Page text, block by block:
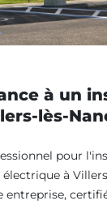
à un
lès-
pour
à
entreprise,